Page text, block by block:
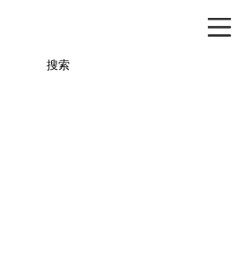
搜索